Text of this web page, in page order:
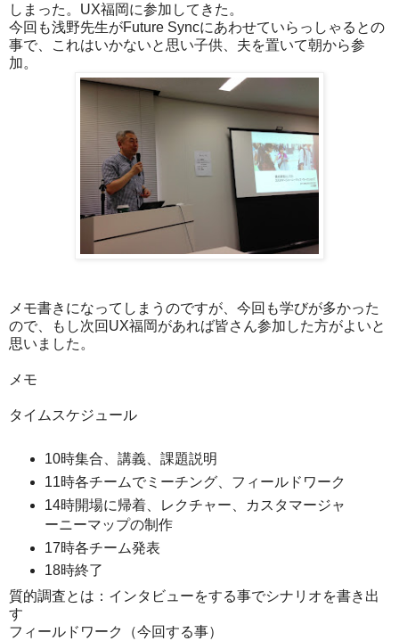
しまった。UX福岡に参加してきた。
今回も浅野先生がFuture Syncにあわせていらっしゃるとの
事で、これはいかないと思い子供、夫を置いて朝から参
加。
メモ書きになってしまうのですが、今回も学びが多かった
ので、もし次回UX福岡があれば皆さん参加した方がよいと
思いました。
メモ
タイムスケジュール
10時集合、講義、課題説明
11時各チームでミーチング、フィールドワーク
14時開場に帰着、レクチャー、カスタマージャ
ーニーマップの制作
17時各チーム発表
18時終了
質的調査とは：インタビューをする事でシナリオを書き出
す
フィールドワーク（今回する事）